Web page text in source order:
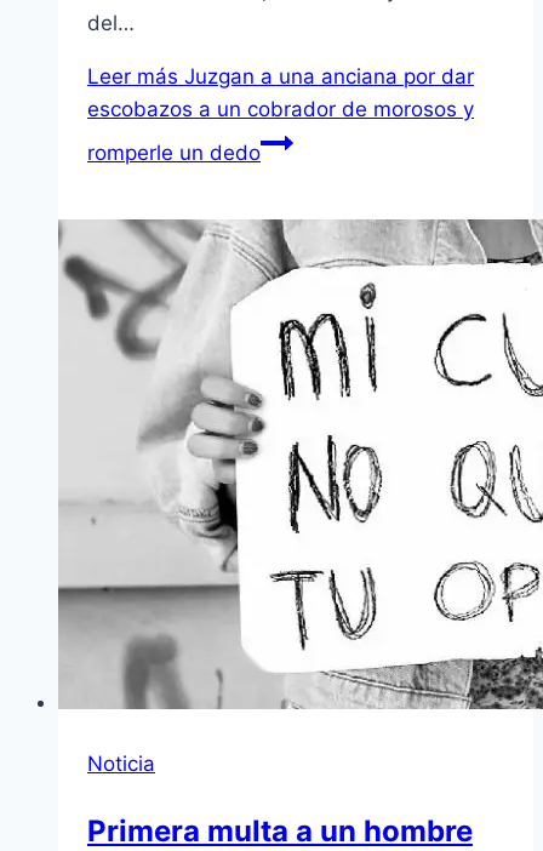
del…
Leer más Juzgan a una anciana por dar
escobazos a un cobrador de morosos y
romperle un dedo
Noticia
Primera multa a un hombre